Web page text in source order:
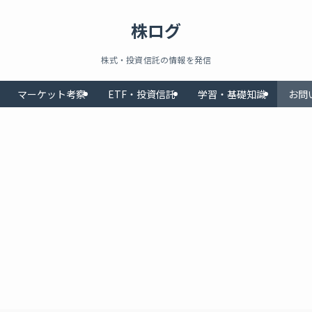
株ログ
株式・投資信託の情報を発信
マーケット考察 ETF・投資信託 学習・基礎知識 お問